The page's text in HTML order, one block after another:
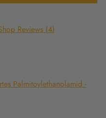
Reviews (4)
Palmitoylethanolamid -